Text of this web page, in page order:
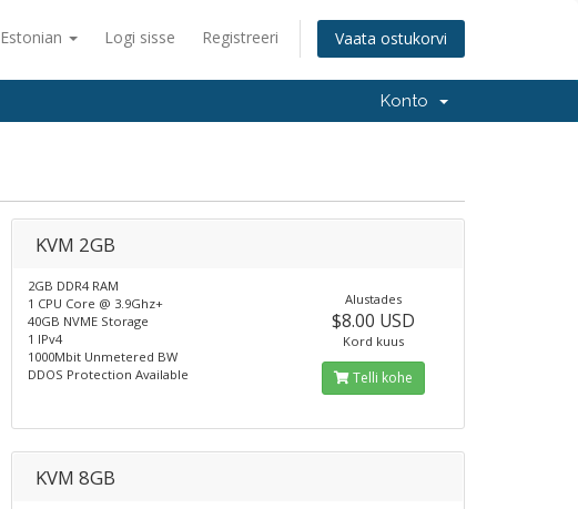
Estonian Logi sisse Registreeri Vaata ostukorvi
Konto
KVM 2GB
2GB DDR4 RAM
1 CPU Core @ 3.9Ghz+
40GB NVME Storage
1 IPv4
1000Mbit Unmetered BW
DDOS Protection Available
Alustades
$8.00 USD
Kord kuus
Telli kohe
KVM 8GB